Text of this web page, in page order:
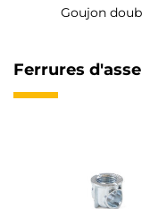
Goujon
Ferrures